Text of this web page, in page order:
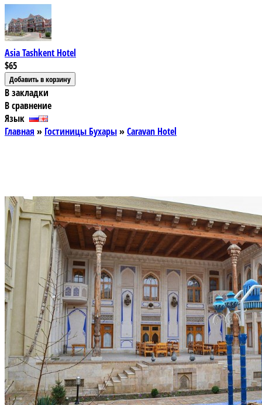
Asia Tashkent Hotel
$65
В закладки
В сравнение
Язык
Главная » Гостиницы Бухары»Caravan Hotel